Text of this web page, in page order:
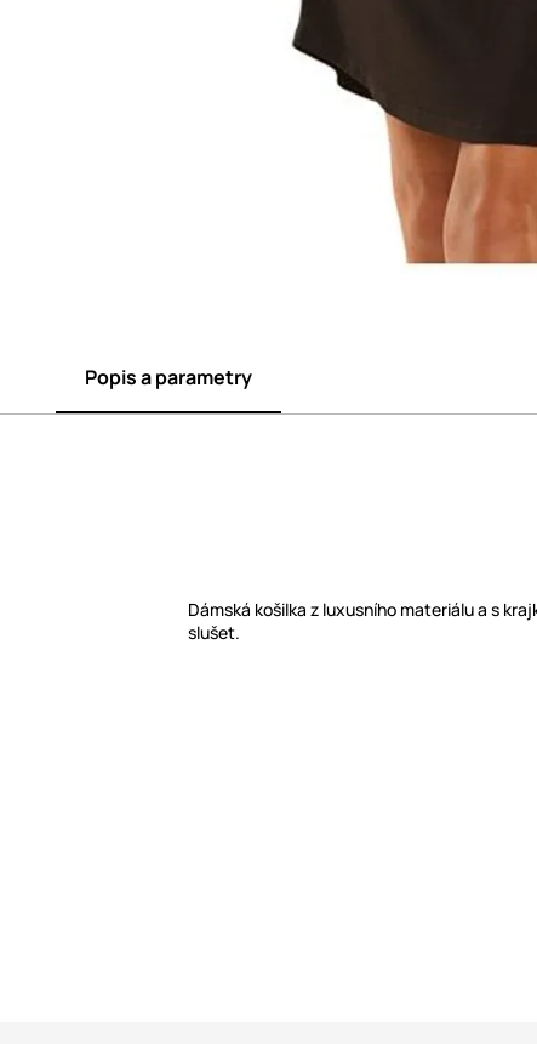
Popis a parametry
Dámská košilka z luxusního materiálu a s
slušet.